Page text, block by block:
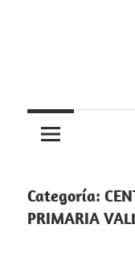
Centros
medicos
médicos,
centros
y
de
Categoría:
PRIMARIA